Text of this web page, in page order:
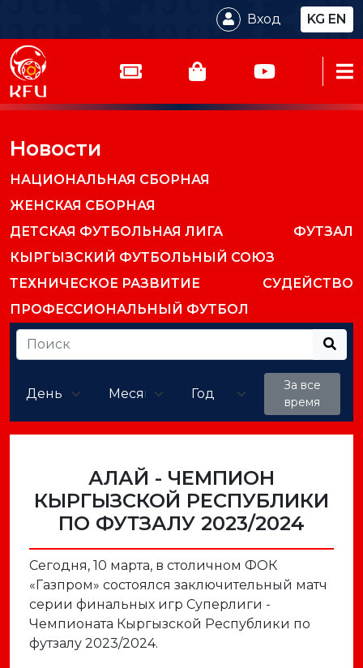
Вход KG EN
Новости
НАЦИОНАЛЬНАЯ СБОРНАЯ
ЖЕНСКАЯ СБОРНАЯ
ДЕТСКАЯ ФУТБОЛЬНАЯ ЛИГА
ФУТЗАЛ
КЫРГЫЗСКИЙ ФУТБОЛЬНЫЙ СОЮЗ
ТЕХНИЧЕСКОЕ РАЗВИТИЕ
СУДЕЙСТВО
ПРОФЕССИОНАЛЬНЫЙ ФУТБОЛ
За все
время
АЛАЙ - ЧЕМПИОН
КЫРГЫЗСКОЙ РЕСПУБЛИКИ
ПО ФУТЗАЛУ 2023/2024
Сегодня, 10 марта, в столичном ФОК
«Газпром» состоялся заключительный матч
серии финальных игр Суперлиги -
Чемпионата Кыргызской Республики по
футзалу 2023/2024.